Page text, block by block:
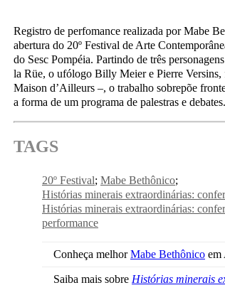
Registro de perfomance realizada por Mabe
abertura do 20º Festival de Arte
do Sesc Pompéia. Partindo de três
la Rüe, o ufólogo Billy Meier e Pierre
Maison d’Ailleurs –, o trabalho sobrepõe
a forma de um programa de palestras e debates.
TAGS
20º Festival Mabe Bethônico
Histórias minerais extraordinárias:
Histórias minerais extraordinárias:
performance
Conheça melhorMabe Bethônico em
Saiba mais sobre Histórias minerais